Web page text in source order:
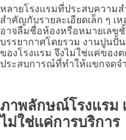
หลายโรงแรมที่ประสบความส
สำคัญกับรายละเอียดเล็ก ๆ เ
อาจลืมชื่อห้องหรือหมายเลข
บรรยากาศโดยรวม งานปูน
ของโรงแรม จึงไม่ใช่แค่ของ
ประสบการณ์ที่ทำให้แขกจดจ
ภาพลักษณ์โรงแรม
ไม่ใช่แค่การบริการ